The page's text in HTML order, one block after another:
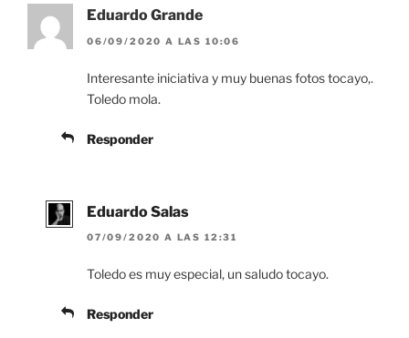
Eduardo Grande
06/09/2020 A LAS 10:06
Interesante iniciativa y muy buenas fotos tocayo,.
Toledo mola.
Responder
Eduardo Salas
07/09/2020 A LAS 12:31
Toledo es muy especial, un saludo tocayo.
Responder